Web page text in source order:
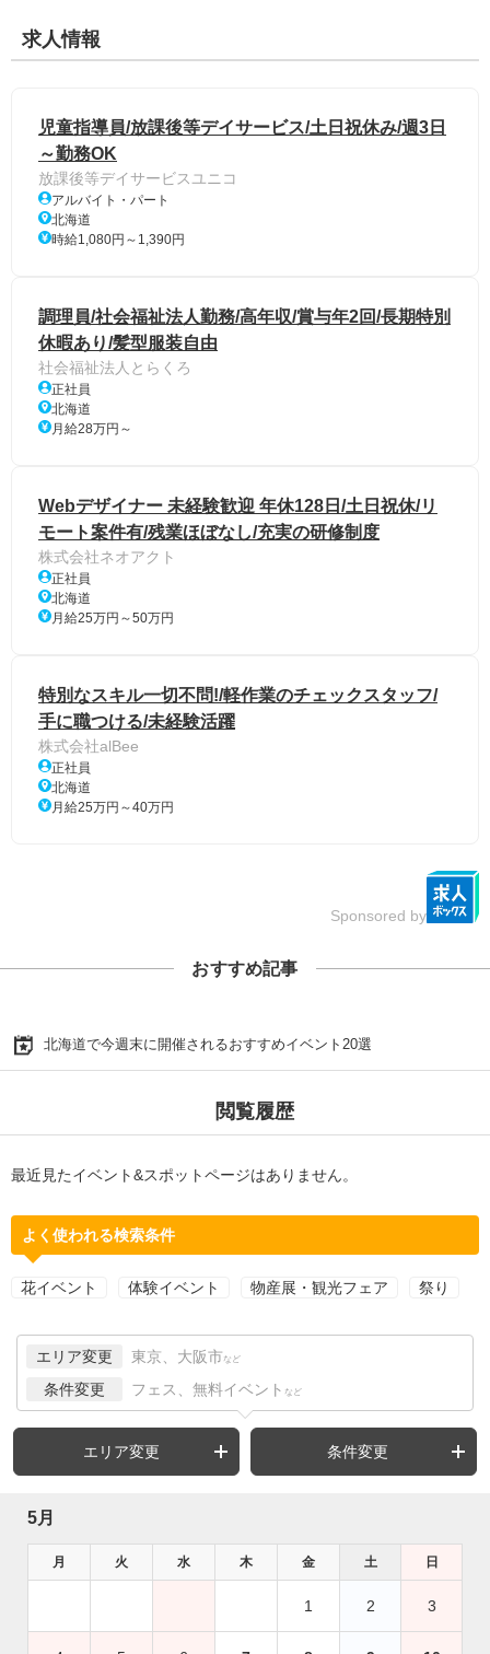
求人情報
児童指導員/放課後等デイサービス/土日祝休み/週3日
～勤務OK
放課後等デイサービスユニコ
アルバイト・パート
北海道
時給1,080円～1,390円
調理員/社会福祉法人勤務/高年収/賞与年2回/長期特別
休暇あり/髪型服装自由
社会福祉法人とらくろ
正社員
北海道
月給28万円～
Webデザイナー 未経験歓迎 年休128日/土日祝休/リ
モート案件有/残業ほぼなし/充実の研修制度
株式会社ネオアクト
正社員
北海道
月給25万円～50万円
特別なスキル一切不問!/軽作業のチェックスタッフ/
手に職つける/未経験活躍
株式会社alBee
正社員
北海道
月給25万円～40万円
Sponsored by
おすすめ記事
北海道で今週末に開催されるおすすめイベント20選
閲覧履歴
最近見たイベント&スポットページはありません。
よく使われる検索条件
花イベント 体験イベント 物産展・観光フェア 祭り
エリア変更 東京、大阪市 など
条件変更 フェス、無料イベント など
エリア変更 条件変更
5月
月 火 水 木 金 土 日
1 2 3